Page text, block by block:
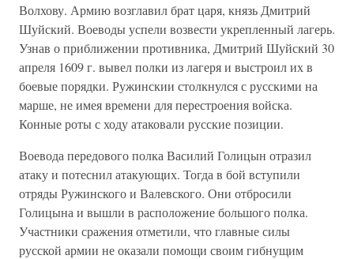
Волхову. Армию возглавил брат царя, князь Дмитрий
Шуйский. Воеводы успели возвести укрепленный лагерь.
Узнав о приближении противника, Дмитрий Шуйский 30
апреля 1609 г. вывел полки из лагеря и выстроил их в
боевые порядки. Ружинскии столкнулся с русскими на
марше, не имея времени для перестроения войска.
Конные роты с ходу атаковали русские позиции.
Воевода передового полка Василий Голицын отразил
атаку и потеснил атакующих. Тогда в бой вступили
отряды Ружинского и Валевского. Они отбросили
Голицына и вышли в расположение большого полка.
Участники сражения отметили, что главные силы
русской армии не оказали помощи своим гибнущим